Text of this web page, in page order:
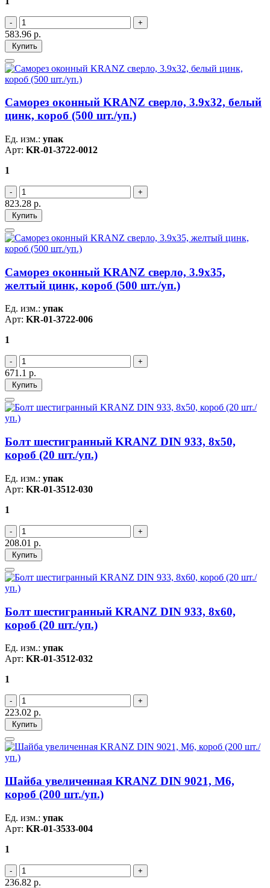
583.96 р.
Купить
Саморез оконный KRANZ сверло, 3.9х32, белый
цинк, короб (500 шт./уп.)
Ед. изм.: упак
Арт: KR-01-3722-0012
1
823.28 р.
Купить
Саморез оконный KRANZ сверло, 3.9х35,
желтый цинк, короб (500 шт./уп.)
Ед. изм.: упак
Арт: KR-01-3722-006
1
671.1 р.
Купить
Болт шестигранный KRANZ DIN 933, 8х50,
короб (20 шт./уп.)
Ед. изм.: упак
Арт: KR-01-3512-030
1
208.01 р.
Купить
Болт шестигранный KRANZ DIN 933, 8х60,
короб (20 шт./уп.)
Ед. изм.: упак
Арт: KR-01-3512-032
1
223.02 р.
Купить
Шайба увеличенная KRANZ DIN 9021, M6,
короб (200 шт./уп.)
Ед. изм.: упак
Арт: KR-01-3533-004
1
236.82 р.